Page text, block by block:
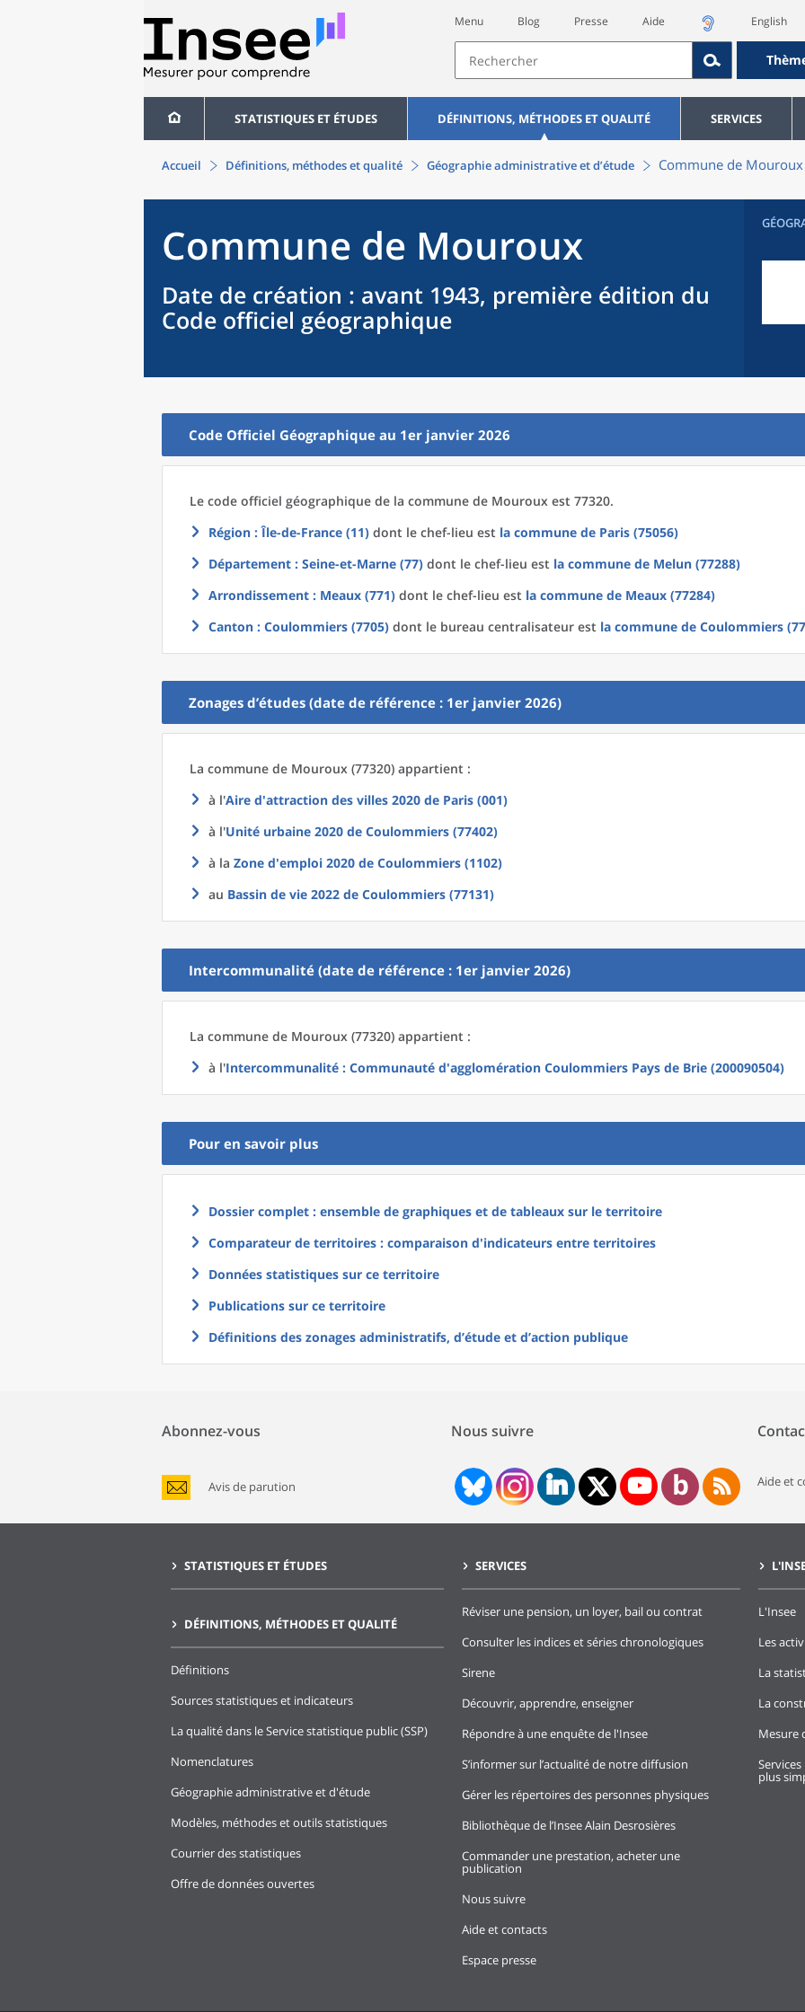
Menu Blog Presse Aide English
STATISTIQUES ET ÉTUDES DÉFINITIONS, MÉTHODES ET QUALITÉ SERVICES
Accueil Définitions, méthodes et qualité Géographie administrative et d’étude Commune de Mouroux
Commune de Mouroux
Date de création : avant 1943, première édition du
Code officiel géographique
Code Officiel Géographique au 1er janvier 2026
Le code officiel géographique de la commune de Mouroux est 77320.
Région : Île-de-France (11) dont le chef-lieu est la commune de Paris (75056)
Département : Seine-et-Marne (77) dont le chef-lieu est la commune de Melun (77288)
Arrondissement : Meaux (771) dont le chef-lieu est la commune de Meaux (77284)
Canton : Coulommiers (7705) dont le bureau centralisateur est la commune de Coulommiers
Zonages d’études (date de référence : 1er janvier 2026)
La commune de Mouroux (77320) appartient :
à l'Aire d'attraction des villes 2020 de Paris (001)
à l'Unité urbaine 2020 de Coulommiers (77402)
à la Zone d'emploi 2020 de Coulommiers (1102)
au Bassin de vie 2022 de Coulommiers (77131)
Intercommunalité (date de référence : 1er janvier 2026)
La commune de Mouroux (77320) appartient :
à l'Intercommunalité : Communauté d'agglomération Coulommiers Pays de Brie (200090504)
Pour en savoir plus
Dossier complet : ensemble de graphiques et de tableaux sur le territoire
Comparateur de territoires : comparaison d'indicateurs entre territoires
Données statistiques sur ce territoire
Publications sur ce territoire
Définitions des zonages administratifs, d’étude et d’action publique
Abonnez-vous
Avis de parution
Nous suivre
Aide et
STATISTIQUES ET ÉTUDES
DÉFINITIONS, MÉTHODES ET QUALITÉ
Définitions
Sources statistiques et indicateurs
La qualité dans le Service statistique public (SSP)
Nomenclatures
Géographie administrative et d'étude
Modèles, méthodes et outils statistiques
Courrier des statistiques
Offre de données ouvertes
SERVICES
Réviser une pension, un loyer, bail ou contrat
Consulter les indices et séries chronologiques
Sirene
Découvrir, apprendre, enseigner
Répondre à une enquête de l'Insee
S’informer sur l’actualité de notre diffusion
Gérer les répertoires des personnes physiques
Bibliothèque de l’Insee Alain Desrosières
Commander une prestation, acheter une
publication
Nous suivre
Aide et contacts
Espace presse
L'Insee
Les
La
La
Mesure
plus